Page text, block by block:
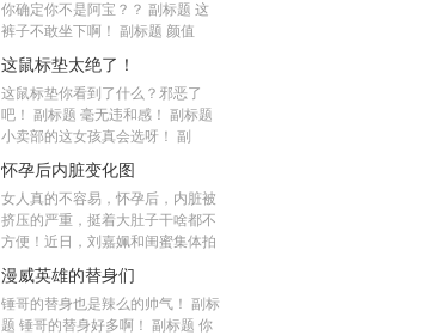
你确定你不是阿宝？？ 副标题 这
裤子不敢坐下啊！ 副标题 颜值
这鼠标垫太绝了！
这鼠标垫你看到了什么？邪恶了
吧！ 副标题 毫无违和感！ 副标题
小卖部的这女孩真会选呀！ 副
怀孕后内脏变化图
女人真的不容易，怀孕后，内脏被
挤压的严重，挺着大肚子干啥都不
方便！近日，刘嘉姵和闺蜜集体拍
漫威英雄的替身们
锤哥的替身也是辣么的帅气！ 副标
题 锤哥的替身好多啊！ 副标题 你